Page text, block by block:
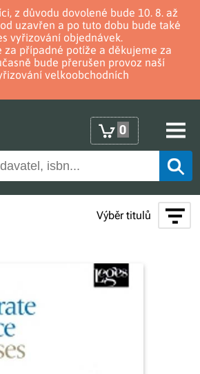
z důvodu dovolené bude 10. 8. až
uzavřen a po tuto dobu bude také
vyřizování objednávek.
za případné potíže a děkujeme za
bude přerušen provoz naší
velkoobchodních
0
Výběr titulů